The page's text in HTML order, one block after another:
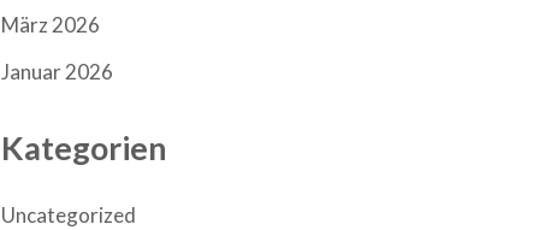
März 2026
Januar 2026
Kategorien
Uncategorized